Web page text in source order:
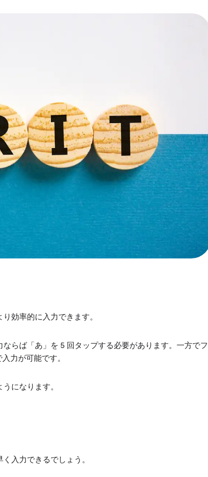
効率的に入力できます。
らば「あ」を 5 回タップする必要があります。一方でフ
力が可能です。
になります。
入力できるでしょう。